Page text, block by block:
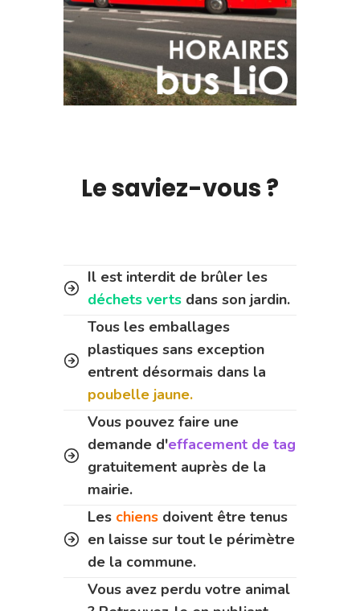
Le saviez-vous ?
Il est interdit de brûler les
déchets verts dans son jardin.
Tous les emballages
plastiques sans exception
entrent désormais dans la
poubelle jaune.
Vous pouvez faire une
demande d'effacement de tag
gratuitement auprès de la
mairie.
Les chiens doivent être tenus
en laisse sur tout le périmètre
de la commune.
Vous avez perdu votre animal